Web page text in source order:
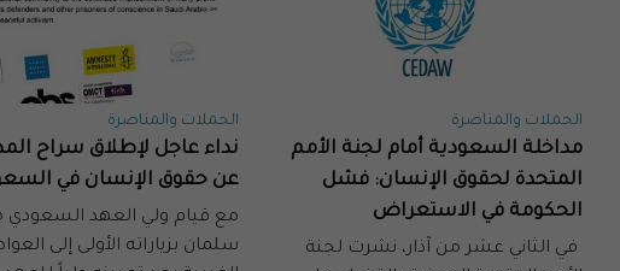
الحملات والمناصرة
مداخلة السعودية أمام لجنة الأمم
المتحدة لحقوق الإنسان: فشل
الحكومة في الاستعراض
في الثاني عشر من آذار، نشرت لجنة
الحملات والمناصرة
نداء عاجل لإطلاق سراح
عن حقوق الإنسان في
مع قيام ولي العهد السعودي
سلمان بزياراته الأولى إلى